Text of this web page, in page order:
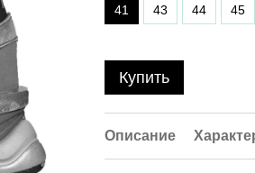
41 43 44 45
Купить
Описание